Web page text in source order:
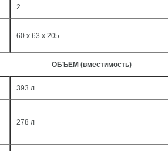
2
60 x 63 x 205
ОБЪЕМ (вместимость)
393 л
278 л